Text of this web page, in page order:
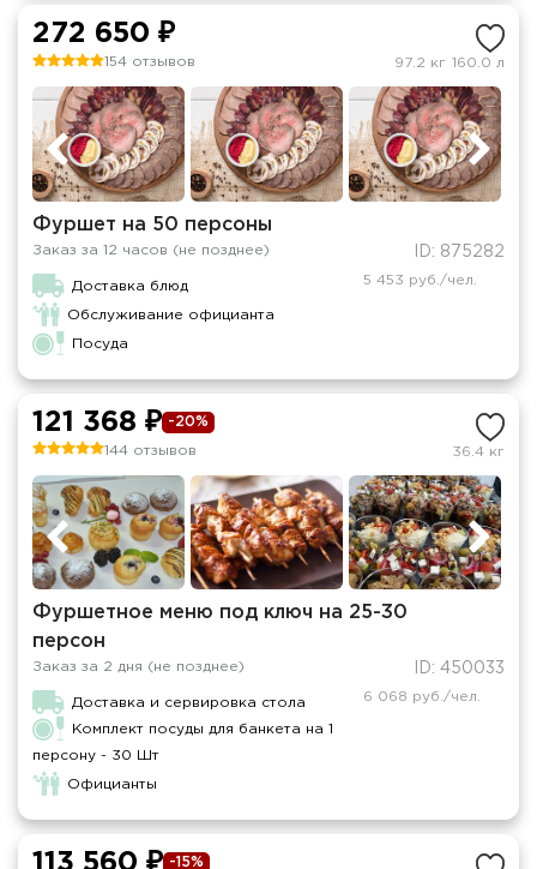
272 650 ₽
154 отзывов 97.2 кг 160.0 л
Фуршет на 50 персоны
Заказ за 12 часов (не позднее) ID: 875282
Доставка блюд
Обслуживание официанта
Посуда
5 453 руб./чел.
121 368 ₽ -20%
144 отзывов 36.4 кг
Фуршетное меню под ключ на 25-30
персон
Заказ за 2 дня (не позднее) ID: 450033
Доставка и сервировка стола
Комплект посуды для банкета на 1
персону - 30 Шт
Официанты
6 068 руб./чел.
113 560 ₽ -15%